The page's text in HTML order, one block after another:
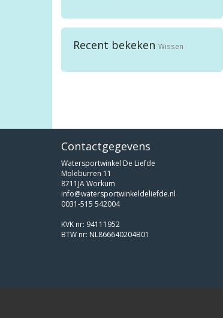
Recent bekeken Wissen
Contactgegevens
Watersportwinkel De Liefde
Moleburren 11
8711JA Workum
info@watersportwinkeldeliefde.nl
0031-515 542004
KVK nr: 94111952
BTW nr: NL866640204B01